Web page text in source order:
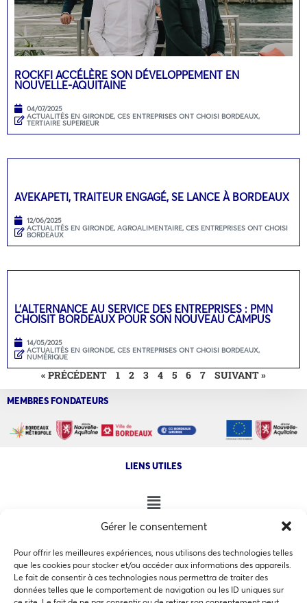
Gérer le consentement
Pour offrir les meilleures expériences, nous utilisons des technologies telles
que les cookies pour stocker et/ou accéder aux informations des appareils.
Le fait de consentir à ces technologies nous permettra de traiter des
données telles que le comportement de navigation ou les ID uniques sur
ROCKFI ACCÉLÈRE SON DÉVELOPPEMENT EN
NOUVELLE-AQUITAINE
04/07/2025
ACTUALITÉS EN GIRONDE, CES ENTREPRISES ONT CHOISI BORDEAUX,
TERTIAIRE SUPERIEUR
AVEKAPETI, TRAITEUR ENGAGÉ, SE LANCE À BORDEAUX
12/06/2025
ACTUALITÉS EN GIRONDE, AGROALIMENTAIRE, CES ENTREPRISES ONT CHOISI
BORDEAUX
L’ALTERNANCE AU SERVICE DES ENTREPRISES : PMN
CHOISIT BORDEAUX POUR SON NOUVEAU CAMPUS
14/05/2025
ACTUALITÉS EN GIRONDE, CES ENTREPRISES ONT CHOISI BORDEAUX,
NUMÉRIQUE
« PRÉCÉDENT 1 2 3 4 5 6 7 SUIVANT »
MEMBRES FONDATEURS
LIENS UTILES
NOS AUTRES SITES